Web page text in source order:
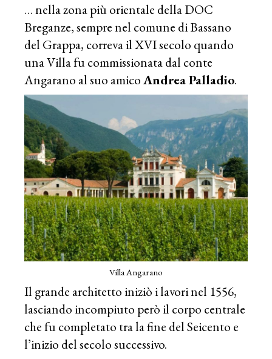
… nella zona più orientale della DOC
Breganze, sempre nel comune di Bassano
del Grappa, correva il XVI secolo quando
una Villa fu commissionata dal conte
Angarano al suo amicoAndrea Palladio.
Villa Angarano
Il grande architetto iniziò i lavori nel 1556,
lasciando incompiuto però il corpo centrale
che fu completato tra la fine del Seicento e
l’inizio del secolo successivo.